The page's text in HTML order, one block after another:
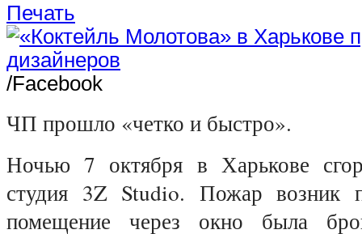
Печать
/Facebook
ЧП прошло «четко и быстро».
Ночью 7 октября в Харькове
студия 3Z Studio. Пожар возник
помещение через окно была